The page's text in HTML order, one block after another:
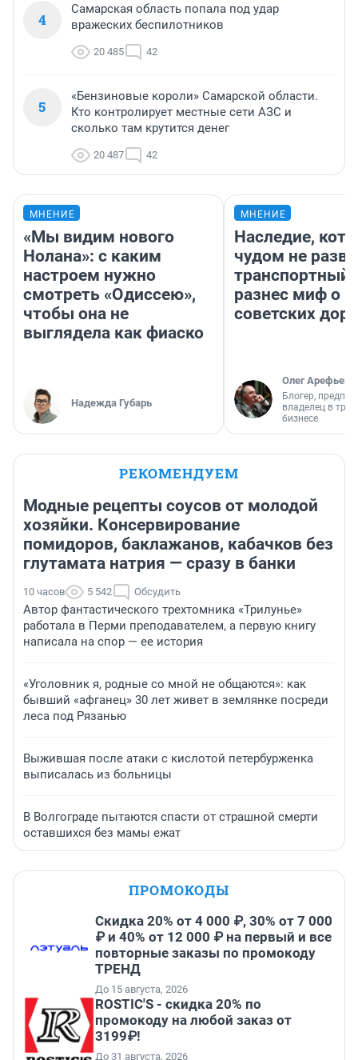
4
Самарская область попала под удар
вражеских беспилотников
20 485 42
5
«Бензиновые короли» Самарской области.
Кто контролирует местные сети АЗС и
сколько там крутится денег
20 487 42
МНЕНИЕ
«Мы видим нового
Нолана»: с каким
настроем нужно
смотреть «Одиссею»,
чтобы она не
выглядела как фиаско
Надежда Губарь
МНЕНИЕ
Наследие,
чудом не
транспортный
разнес миф о
советских
Олег Арефьев
Блогер,
владелец в
бизнесе
РЕКОМЕНДУЕМ
Модные рецепты соусов от молодой
хозяйки. Консервирование
помидоров, баклажанов, кабачков без
глутамата натрия — сразу в банки
10 часов 5 542 Обсудить
Автор фантастического трехтомника «Трилунье»
работала в Перми преподавателем, а первую книгу
написала на спор — ее история
«Уголовник я, родные со мной не общаются»: как
бывший «афганец» 30 лет живет в землянке посреди
леса под Рязанью
Выжившая после атаки с кислотой петербурженка
выписалась из больницы
В Волгограде пытаются спасти от страшной смерти
оставшихся без мамы ежат
ПРОМОКОДЫ
Скидка 20% от 4 000 ₽, 30% от 7 000
₽ и 40% от 12 000 ₽ на первый и все
повторные заказы по промокоду
ТРЕНД
До 15 августа, 2026
ROSTIC'S - скидка 20% по
промокоду на любой заказ от
3199₽!
До 31 августа, 2026